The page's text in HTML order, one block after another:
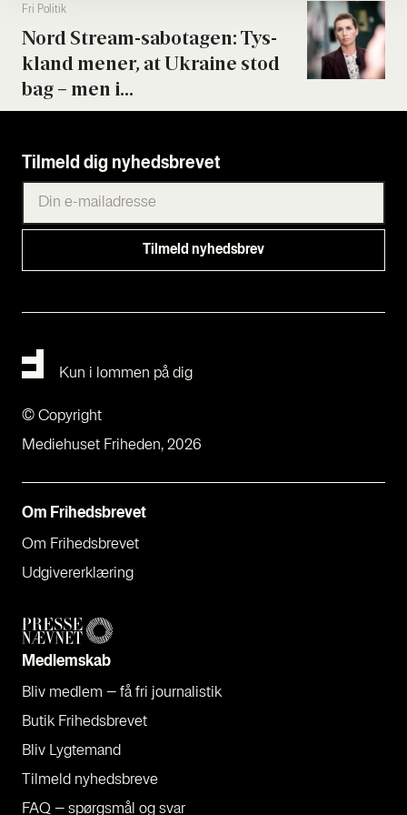
Fri Poli­tik
Nord Stream-sabo­ta­gen: Tys­
kland mener, at Ukrai­ne stod
bag – men i...
Tilmeld dig nyhedsbrevet
Om Fri­heds­bre­vet
Om Fri­heds­bre­vet
Udgi­ve­rer­klæ­ring
Med­lem­skab
Bliv med­lem – få fri jour­na­li­stik
Butik Fri­heds­bre­vet
Bliv Lyg­te­mand
Til­meld nyheds­bre­ve
FAQ – spørgs­mål og svar
Kun i lommen på dig
Mediehuset Friheden, 2026
© Copyright